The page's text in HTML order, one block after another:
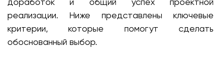
реализации. Ниже представлены ключевые
критерии, которые помогут сделать
обоснованный выбор.